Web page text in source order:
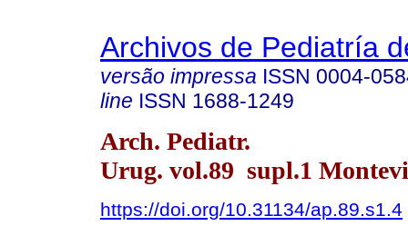
Archivos de Pediatría
versão impressa ISSN 0004-
line ISSN 1688-1249
Arch. Pediatr.
Urug. vol.89 supl.1
https://doi.org/10.31134/ap.89.s1.4